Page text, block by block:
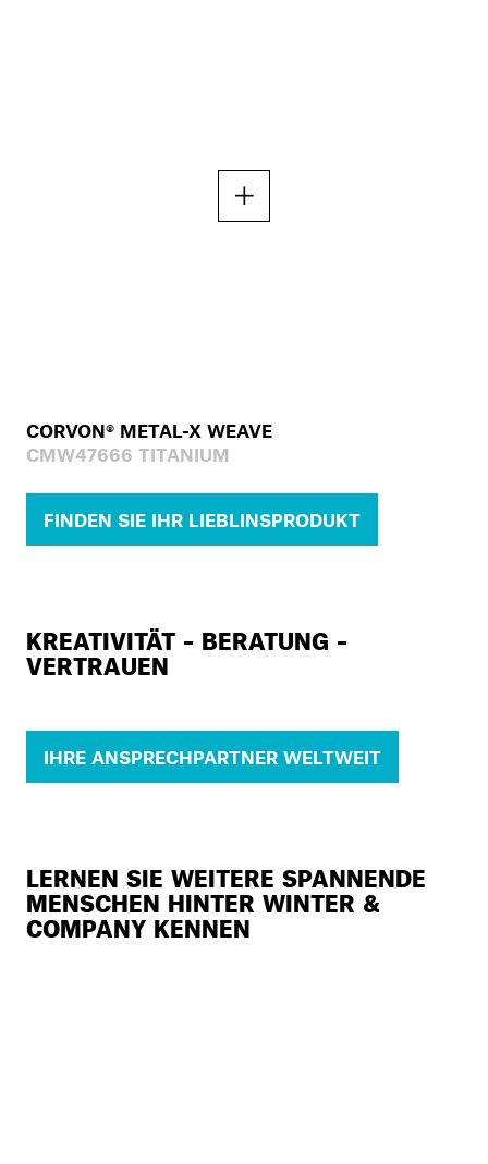
CORVON® METAL-X WEAVE
CMW47666 TITANIUM
FINDEN SIE IHR LIEBLINSPRODUKT
KREATIVITÄT – BERATUNG –
VERTRAUEN
IHRE ANSPRECHPARTNER WELTWEIT
LERNEN SIE WEITERE SPANNENDE
MENSCHEN HINTER WINTER &
COMPANY KENNEN